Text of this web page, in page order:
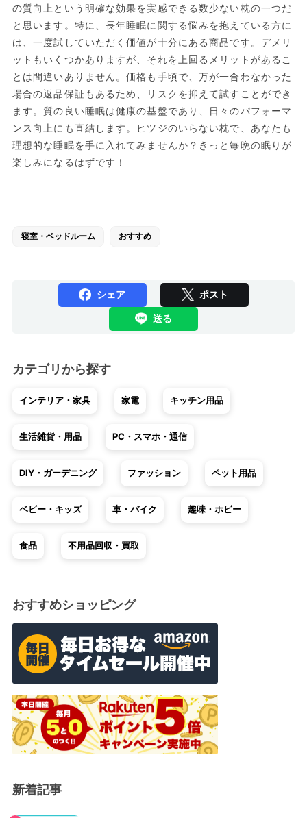
の質向上という明確な効果を実感できる数少ない枕の一つだ
と思います。特に、長年睡眠に関する悩みを抱えている方に
は、一度試していただく価値が十分にある商品です。デメリ
ットもいくつかありますが、それを上回るメリットがあるこ
とは間違いありません。価格も手頃で、万が一合わなかった
場合の返品保証もあるため、リスクを抑えて試すことができ
ます。質の良い睡眠は健康の基盤であり、日々のパフォーマ
ンス向上にも直結します。ヒツジのいらない枕で、あなたも
理想的な睡眠を手に入れてみませんか？きっと毎晩の眠りが
楽しみになるはずです！
寝室・ベッドルーム おすすめ
シェア ポスト
送る
カテゴリから探す
インテリア・家具 家電 キッチン用品
生活雑貨・用品 PC・スマホ・通信
DIY・ガーデニング ファッション ペット用品
ベビー・キッズ 車・バイク 趣味・ホビー
食品 不用品回収・買取
おすすめショッピング
新着記事